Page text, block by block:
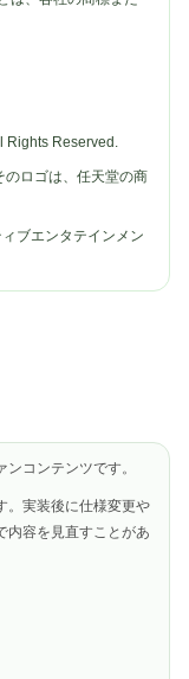
Rights Reserved.
のロゴは、任天堂の商
ブエンタテインメン
コンテンツです。
。実装後に仕様変更や
内容を見直すことがあ